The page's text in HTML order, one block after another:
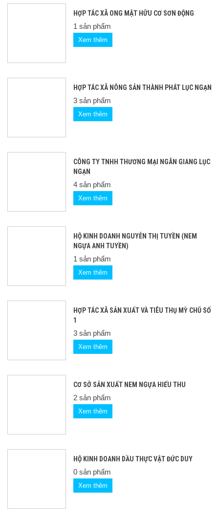
HỢP TÁC XÃ ONG MẬT HỮU CƠ SƠN ĐỘNG
1 sản phẩm
Xem thêm
HỢP TÁC XÃ NÔNG SẢN THÀNH PHÁT LỤC NGẠN
3 sản phẩm
Xem thêm
CÔNG TY TNHH THƯƠNG MẠI NGÂN GIANG LỤC
NGẠN
4 sản phẩm
Xem thêm
HỘ KINH DOANH NGUYỄN THỊ TUYỀN (NEM
NGỰA ANH TUYỀN)
1 sản phẩm
Xem thêm
HỢP TÁC XÃ SẢN XUẤT VÀ TIÊU THỤ MỲ CHŨ SỐ
1
3 sản phẩm
Xem thêm
CƠ SỞ SẢN XUẤT NEM NGỰA HIẾU THU
2 sản phẩm
Xem thêm
HỘ KINH DOANH DẦU THỰC VẬT ĐỨC DUY
0 sản phẩm
Xem thêm